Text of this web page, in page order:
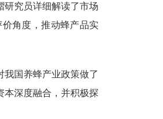
研究员详细解读了市场
角度，推动蜂产品实
我国养蜂产业政策做了
本深度融合，并积极探